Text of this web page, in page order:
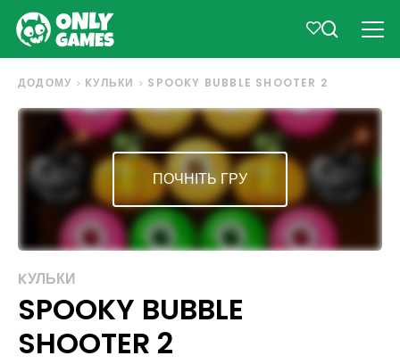
ДОДОМУ KУЛЬКИ SPOOKY BUBBLE SHOOTER 2
ПОЧНІТЬ ГРУ
KУЛЬКИ
SPOOKY BUBBLE
SHOOTER 2